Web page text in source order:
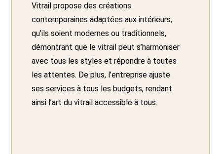
Vitrail propose des créations
contemporaines adaptées aux intérieurs,
qu’ils soient modernes ou traditionnels,
démontrant que le vitrail peut s’harmoniser
avec tous les styles et répondre à toutes
les attentes. De plus, l’entreprise ajuste
ses services à tous les budgets, rendant
ainsi l’art du vitrail accessible à tous.